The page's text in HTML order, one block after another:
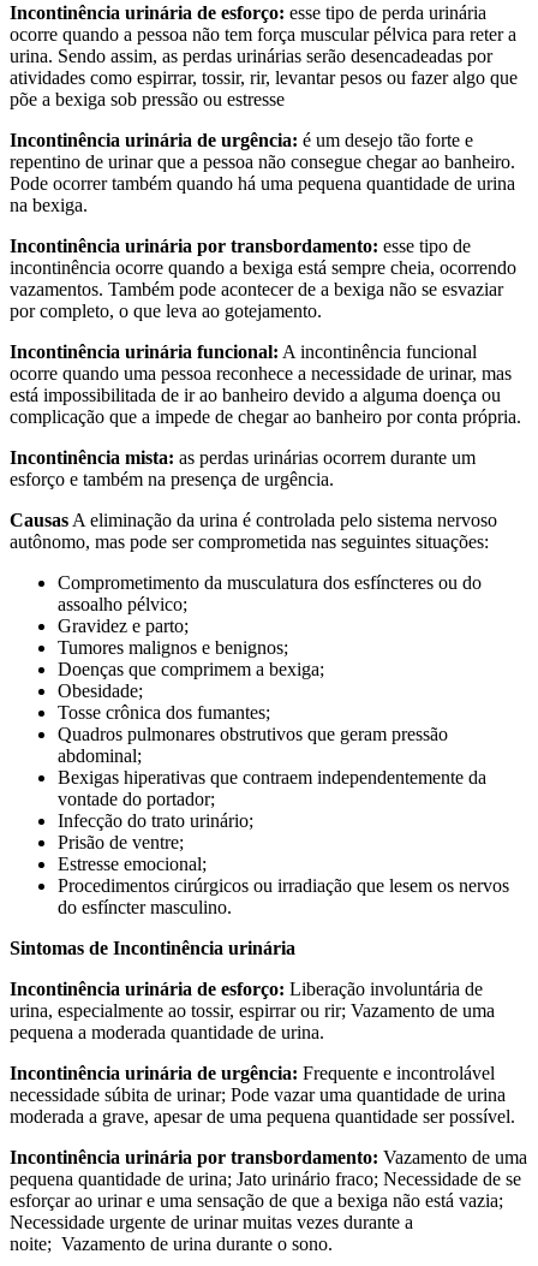
Incontinência urinária de esforço: esse tipo de perda urinária
ocorre quando a pessoa não tem força muscular pélvica para reter a
urina. Sendo assim, as perdas urinárias serão desencadeadas por
atividades como espirrar, tossir, rir, levantar pesos ou fazer algo que
põe a bexiga sob pressão ou estresse
Incontinência urinária de urgência: é um desejo tão forte e
repentino de urinar que a pessoa não consegue chegar ao banheiro.
Pode ocorrer também quando há uma pequena quantidade de urina
na bexiga.
Incontinência urinária por transbordamento: esse tipo de
incontinência ocorre quando a bexiga está sempre cheia, ocorrendo
vazamentos. Também pode acontecer de a bexiga não se esvaziar
por completo, o que leva ao gotejamento.
Incontinência urinária funcional: A incontinência funcional
ocorre quando uma pessoa reconhece a necessidade de urinar, mas
está impossibilitada de ir ao banheiro devido a alguma doença ou
complicação que a impede de chegar ao banheiro por conta própria.
Incontinência mista: as perdas urinárias ocorrem durante um
esforço e também na presença de urgência.
Causas A eliminação da urina é controlada pelo sistema nervoso
autônomo, mas pode ser comprometida nas seguintes situações:
Comprometimento da musculatura dos esfíncteres ou do
assoalho pélvico;
Gravidez e parto;
Tumores malignos e benignos;
Doenças que comprimem a bexiga;
Obesidade;
Tosse crônica dos fumantes;
Quadros pulmonares obstrutivos que geram pressão
abdominal;
Bexigas hiperativas que contraem independentemente da
vontade do portador;
Infecção do trato urinário;
Prisão de ventre;
Estresse emocional;
Procedimentos cirúrgicos ou irradiação que lesem os nervos
do esfíncter masculino.
Sintomas de Incontinência urinária
Incontinência urinária de esforço: Liberação involuntária de
urina, especialmente ao tossir, espirrar ou rir; Vazamento de uma
pequena a moderada quantidade de urina.
Incontinência urinária de urgência: Frequente e incontrolável
necessidade súbita de urinar; Pode vazar uma quantidade de urina
moderada a grave, apesar de uma pequena quantidade ser possível.
Incontinência urinária por transbordamento: Vazamento de uma
pequena quantidade de urina; Jato urinário fraco; Necessidade de se
esforçar ao urinar e uma sensação de que a bexiga não está vazia;
Necessidade urgente de urinar muitas vezes durante a
noite; Vazamento de urina durante o sono.